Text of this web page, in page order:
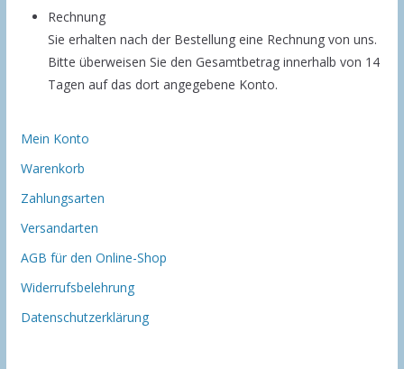
Rechnung
Sie erhalten nach der Bestellung eine Rechnung von uns.
Bitte überweisen Sie den Gesamtbetrag innerhalb von 14
Tagen auf das dort angegebene Konto.
Mein Konto
Warenkorb
Zahlungsarten
Versandarten
AGB für den Online-Shop
Widerrufsbelehrung
Datenschutzerklärung